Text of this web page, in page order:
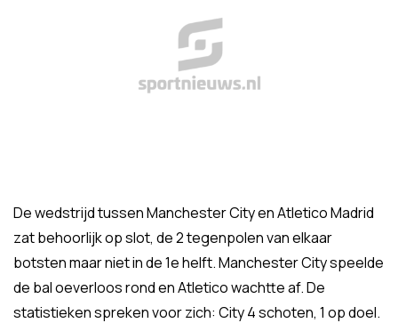
De wedstrijd tussen Manchester City en Atletico Madrid
zat behoorlijk op slot, de 2 tegenpolen van elkaar
botsten maar niet in de 1e helft. Manchester City speelde
de bal oeverloos rond en Atletico wachtte af. De
statistieken spreken voor zich: City 4 schoten, 1 op doel.